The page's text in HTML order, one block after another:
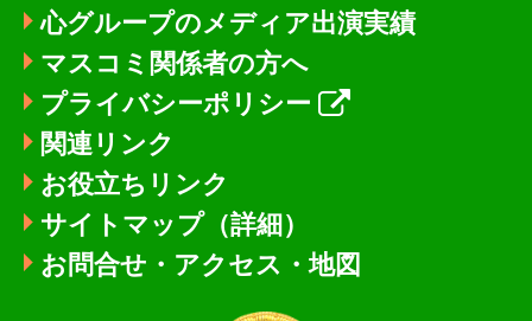
心グループのメディア出演実績
マスコミ関係者の方へ
プライバシーポリシー
関連リンク
お役立ちリンク
サイトマップ（詳細）
お問合せ・アクセス・地図